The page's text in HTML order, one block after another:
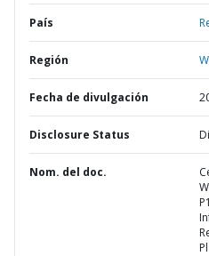
País
Región
Fecha de divulgación
Disclosure Status
Nom. del doc.